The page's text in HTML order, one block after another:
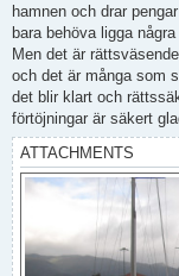
hamnen och drar
bara behöva ligga
Men det är
och det är många som
det blir klart och
förtöjningar är säkert
ATTACHMENTS